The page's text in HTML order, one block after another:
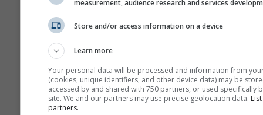
NAM-5
NAM-3
North America 3.0 km
60 h
measurement, audience research and services
Store and/or access information on a device
Learn more
Your personal data will be processed and information from
(cookies, unique identifiers, and other device data) may be
accessed by and shared with 750 partners, or used specifically
site. We and our partners may use precise geolocation data.
partners.